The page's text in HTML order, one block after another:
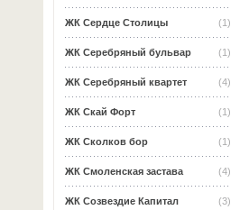
(1)
ЖК Сердце Столицы
(1)
ЖК Серебряный бульвар
(4)
ЖК Серебряный квартет
(1)
ЖК Скай Форт
(1)
ЖК Сколков бор
(4)
ЖК Смоленская застава
(3)
ЖК Созвездие Капитал